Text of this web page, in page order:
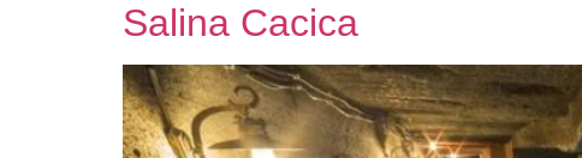
Salina Cacica